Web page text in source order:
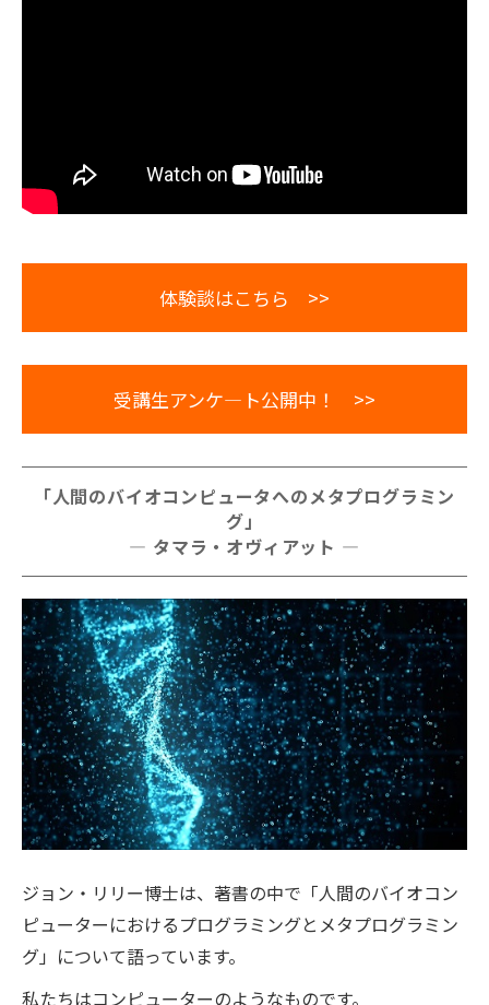
体験談はこちら >>
受講生アンケ―ト公開中！ >>
「人間のバイオコンピュータへのメタプログラミン
グ」
― タマラ・オヴィアット ―
ジョン・リリー博士は、著書の中で「人間のバイオコン
ピューターにおけるプログラミングとメタプログラミン
グ」について語っています。
私たちはコンピューターのようなものです。